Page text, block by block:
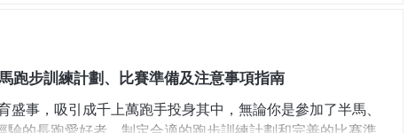
小到大都會跑步，卻鮮有人學過「如何正確跑步」。在香
學成才，靠模仿、靠感覺、甚至靠朋友「以訛傳訛」的指
成績停滯，根源就在跑姿？ 常見錯誤跑姿 跨步過大
腳踭先着地/過度腳踭着地（Heel striking）部分人習慣腳踭
跑步訓練計劃、比賽準備及注意事項指南
事，吸引成千上萬跑手投身其中，無論你是參加了半馬、